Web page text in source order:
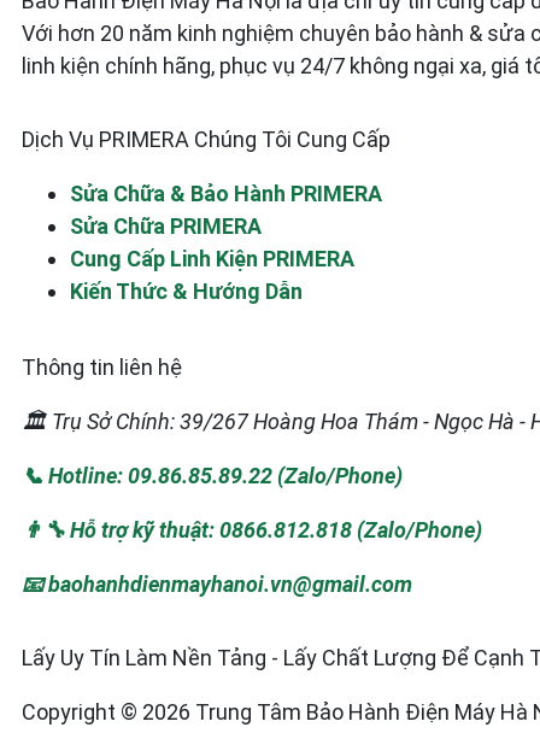
Với hơn 20 năm kinh nghiệm chuyên bảo hành &
linh kiện chính hãng, phục vụ 24/7 không ngại xa, giá
Dịch Vụ PRIMERA Chúng Tôi Cung Cấp
Sửa Chữa & Bảo Hành PRIMERA
Sửa Chữa PRIMERA
Cung Cấp Linh Kiện PRIMERA
Kiến Thức & Hướng Dẫn
Thông tin liên hệ
🏛️ Trụ Sở Chính: 39/267 Hoàng Hoa Thám - Ngọc Hà -
📞 Hotline: 09.86.85.89.22 (Zalo/Phone)
👨‍🔧 Hỗ trợ kỹ thuật: 0866.812.818 (Zalo/Phone)
📧 baohanhdienmayhanoi.vn@gmail.com
Lấy Uy Tín Làm Nền Tảng - Lấy Chất Lượng Để Cạnh
Copyright © 2026 Trung Tâm Bảo Hành Điện Máy Hà